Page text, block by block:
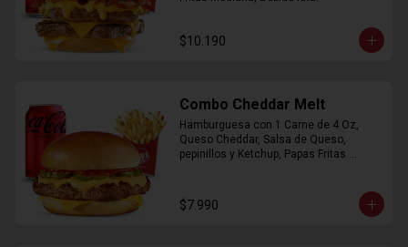
$10.190
Combo Cheddar Melt
Hamburguesa con 1 Carne de 4 Oz,
Queso Cheddar, Salsa de Queso,
pepinillos y Ketchup, Papas Fritas
$7.990